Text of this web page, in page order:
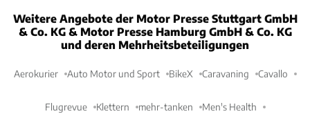
Weitere Angebote der Motor Presse Stuttgart GmbH
& Co. KG & Motor Presse Hamburg GmbH & Co. KG
und deren Mehrheitsbeteiligungen
Aerokurier Auto Motor und Sport BikeX Caravaning Cavallo
Flugrevue Klettern mehr-tanken Men's Health